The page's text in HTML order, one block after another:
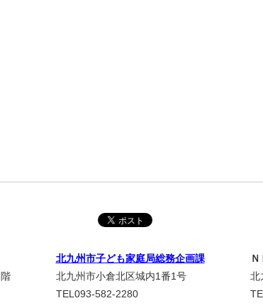
北九州市子ども家庭局総務企画課
北九州市小倉北区城内1番1号
TEL093-582-2280
北